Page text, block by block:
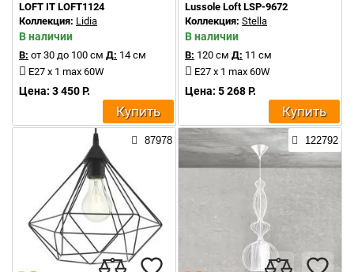
LOFT IT LOFT1124
Коллекция: Lidia
В наличии
В: от 30 до 100 см Д: 14 см
E27 x 1 max 60W
Цена: 3 450 Р.
Купить
Lussole Loft LSP-9672
Коллекция: Stella
В наличии
В: 120 см Д: 11 см
E27 x 1 max 60W
Цена: 5 268 Р.
Купить
87978 122792